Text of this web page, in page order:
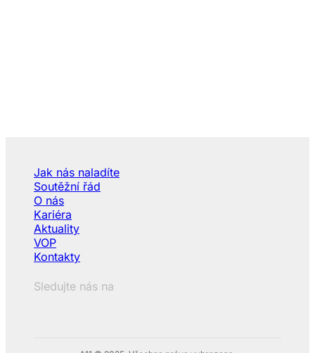
Jak nás naladíte
Soutěžní řád
O nás
Kariéra
Aktuality
VOP
Kontakty
Sledujte nás na